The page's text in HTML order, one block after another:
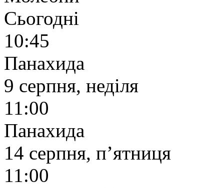
Сьогодні
10:45
Панахида
9 серпня, неділя
11:00
Панахида
14 серпня, п’ятниця
11:00